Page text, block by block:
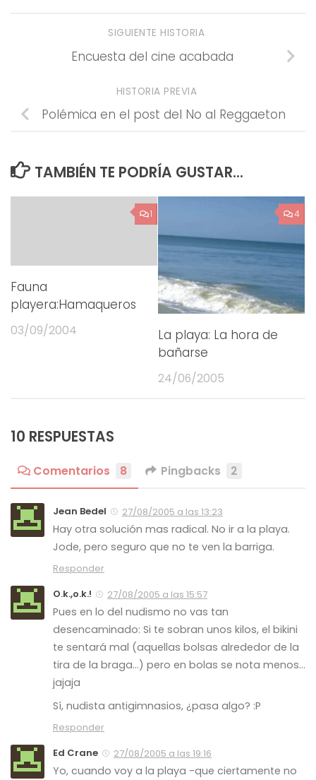
SIGUIENTE HISTORIA
Encuesta del cine acabada
HISTORIA PREVIA
Polémica en el post del No al Reggaeton
TAMBIÉN TE PODRÍA GUSTAR...
1
Fauna
playera:Hamaqueros
03/09/2004
4
La playa: La hora de
bañarse
24/06/2005
10 RESPUESTAS
Comentarios 8 Pingbacks 2
Jean Bedel 27/08/2005 a las 13:23
Hay otra solución mas radical. No ir a la playa.
Jode, pero seguro que no te ven la barriga.
Responder
O.k.,o.k.!
27/08/2005 a las 15:57
Pues en lo del nudismo no vas tan
desencaminado: Si te sobran unos kilos, el bikini
te sentará mal (aquellas bolsas alrededor de la
tira de la braga…) pero en bolas se nota menos…
jajaja
Sí, nudista antigimnasios, ¿pasa algo? :P
Responder
Ed Crane
27/08/2005 a las 19:16
Yo, cuando voy a la playa -que ciertamente no